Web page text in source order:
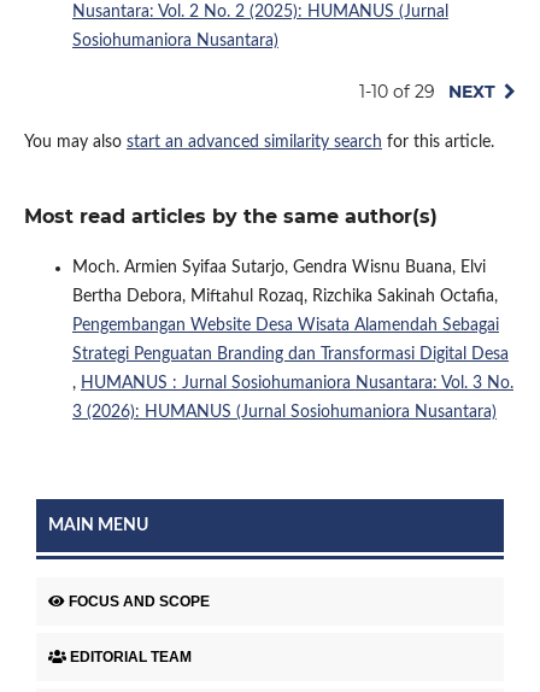
Nusantara: Vol. 2 No. 2 (2025): HUMANUS (Jurnal
Sosiohumaniora Nusantara)
1-10 of 29 NEXT
You may also start an advanced similarity search for this article.
Most read articles by the same author(s)
Moch. Armien Syifaa Sutarjo, Gendra Wisnu Buana, Elvi
Bertha Debora, Miftahul Rozaq, Rizchika Sakinah Octafia,
Pengembangan Website Desa Wisata Alamendah Sebagai
Strategi Penguatan Branding dan Transformasi Digital Desa
, HUMANUS : Jurnal Sosiohumaniora Nusantara: Vol. 3 No.
3 (2026): HUMANUS (Jurnal Sosiohumaniora Nusantara)
MAIN MENU
FOCUS AND SCOPE
EDITORIAL TEAM